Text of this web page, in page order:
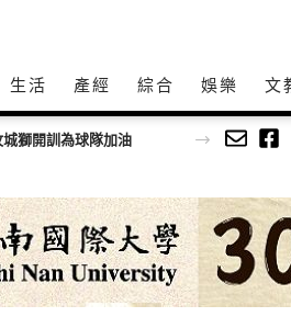
生活 產經 綜合 娛樂 文
獅開訓為球隊加油